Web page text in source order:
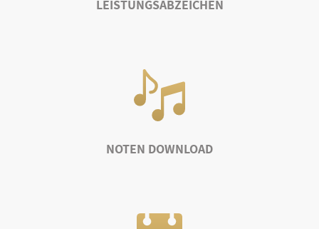
LEISTUNGSABZEICHEN
NOTEN DOWNLOAD